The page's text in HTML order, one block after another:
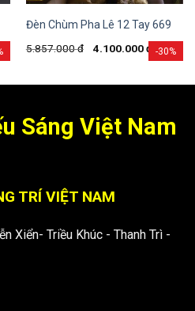
-30%
Đèn Chùm Pha Lê 12 Tay 669
5.857.000đ 4.100.000đ
Sáng Việt Nam
TRÍ VIỆT NAM
Xiển- Triều Khúc - Thanh Trì -